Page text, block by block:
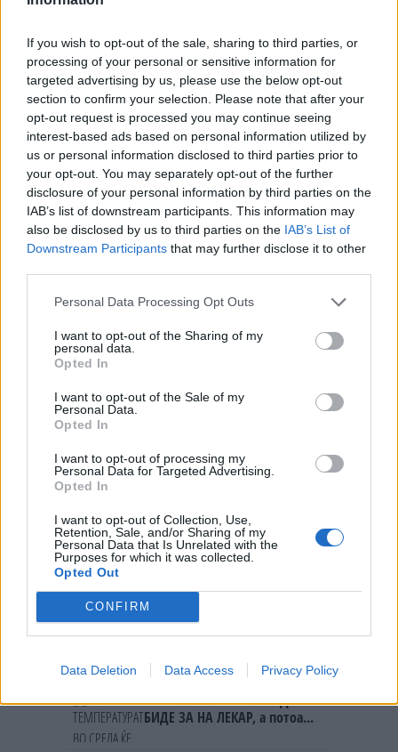
If you wish to opt-out of the sale, sharing to third parties, or
processing of your personal or sensitive information for
targeted advertising by us, please use the below opt-out
section to confirm your selection. Please note that after your
opt-out request is processed you may continue seeing
interest-based ads based on personal information utilized by
us or personal information disclosed to third parties prior to
your opt-out. You may separately opt-out of the further
disclosure of your personal information by third parties on the
IAB’s list of downstream participants. This information may
also be disclosed by us to third parties on the IAB’s List of
Downstream Participants that may further disclose it to other
Personal Data Processing Opt Outs
I want to opt-out of the Sharing of my
personal data.
Opted In
I want to opt-out of the Sale of my
Personal Data.
Opted In
I want to opt-out of processing my
Personal Data for Targeted Advertising.
Opted In
I want to opt-out of Collection, Use,
Retention, Sale, and/or Sharing of my
Personal Data that Is Unrelated with the
Purposes for which it was collected.
Opted Out
CONFIRM
Data Deletion Data Access Privacy Policy
претпоставувале дека овие места нема да
бидат бомбардирани“, но во текот на
изминатите 18 месеци, „безбедните зони“ биле
погодени „десетици пати“.
© Vecer.mk, правата за текстот се на редакцијата
ЗА НЕКОЛКУ МИЛИМЕТРИ
ИЗБЕГНАТА ЕНЕРГЕТСКА КРИЗА -
Унгарија за влакно ја спаси
нуклеарката Пакс
КАСПИСКОТО МОРЕ – Следната
експлозивна точка на светската
криза
НАЈЧИТАНИ ВО ПОСЛЕДНИ 7 ДЕНА
СЛУШАМ, САКААТ ДА СЕ СУДИ
ЗА ВОЕНИТЕ ЗЛОСТРОСТВА НА
МАКЕДОНЦИТЕ ВО СРБИЈА:
ФОРМИРАН МАКЕДОНСКИОТ
НАЦИОНАЛЕН СОЈУЗ
ТЕЖОК ДЕН И ЈАВНО
Мицкоски откри дека
човекот појма нема од
ништо, освен за кеш
ПРЕДУПРЕДЕНИ СЕ: „Бугарија
одлука“
ТЕМПЕРАТУРАТА ВО СРЕДА ЌЕ
БИДЕ ЗА НА ЛЕКАР, а потоа...